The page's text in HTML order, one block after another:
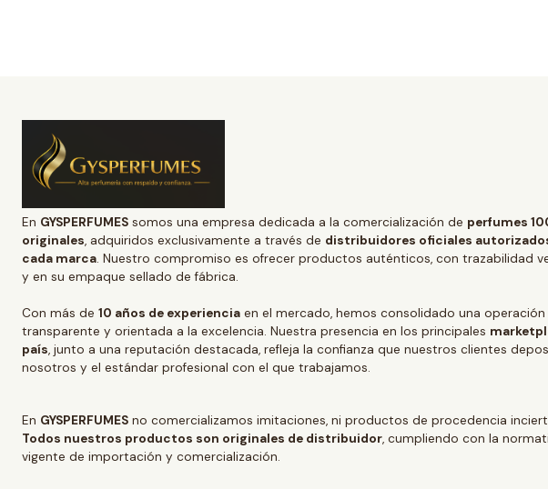
En GYSPERFUMES somos una empresa dedicada a la comercialización de perfumes
originales, adquiridos exclusivamente a través de distribuidores oficiales
cada marca. Nuestro compromiso es ofrecer productos auténticos, con trazabilidad
y en su empaque sellado de fábrica.
Con más de 10 años de experiencia en el mercado, hemos consolidado una operación
transparente y orientada a la excelencia. Nuestra presencia en los principales
país, junto a una reputación destacada, refleja la confianza que nuestros clientes
nosotros y el estándar profesional con el que trabajamos.
En GYSPERFUMES no comercializamos imitaciones, ni productos de procedencia
Todos nuestros productos son originales de distribuidor, cumpliendo con la
vigente de importación y comercialización.